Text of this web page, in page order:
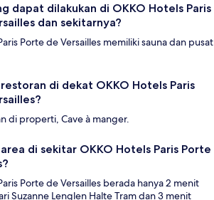
dapat dilakukan di OKKO Hotels Paris
dan sekitarnya?
Porte de Versailles memiliki sauna dan pusat
di dekat OKKO Hotels Paris
di properti, Cave à manger.
di sekitar OKKO Hotels Paris Porte
Porte de Versailles berada hanya 2 menit
Suzanne Lenglen Halte Tram dan 3 menit